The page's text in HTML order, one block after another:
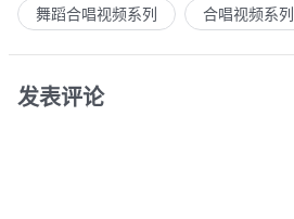
舞蹈合唱视频系列 合唱视频系列
发表评论